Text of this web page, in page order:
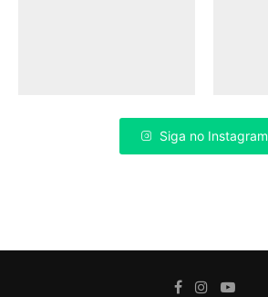
Siga no Instagram